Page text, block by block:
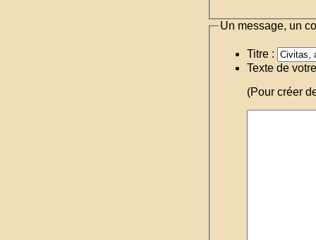
Un message, un
Titre :
Texte de
(Pour créer